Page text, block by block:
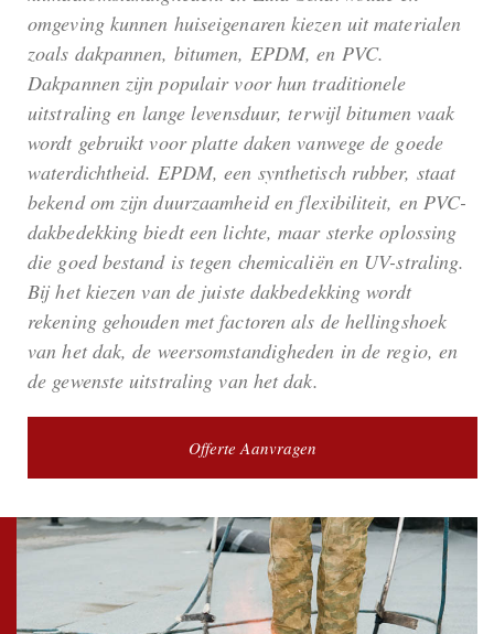
omgeving kunnen huiseigenaren kiezen uit materialen
zoals dakpannen, bitumen, EPDM, en PVC.
Dakpannen zijn populair voor hun traditionele
uitstraling en lange levensduur, terwijl bitumen vaak
wordt gebruikt voor platte daken vanwege de goede
waterdichtheid. EPDM, een synthetisch rubber, staat
bekend om zijn duurzaamheid en flexibiliteit, en PVC-
dakbedekking biedt een lichte, maar sterke oplossing
die goed bestand is tegen chemicaliën en UV-straling.
Bij het kiezen van de juiste dakbedekking wordt
rekening gehouden met factoren als de hellingshoek
van het dak, de weersomstandigheden in de regio, en
de gewenste uitstraling van het dak.
Offerte Aanvragen